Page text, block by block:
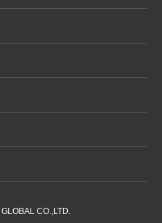
CO.,LTD.